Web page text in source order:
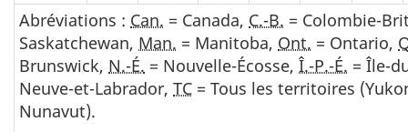
Abréviations : Can. = Canada, C.-B. = Colombie-
Saskatchewan, Man. = Manitoba, Ont. = Ontario,
Brunswick, N.-É. = Nouvelle-Écosse, Î.-P.-É. = Île-
Neuve-et-Labrador, TC = Tous les territoires
Nunavut).